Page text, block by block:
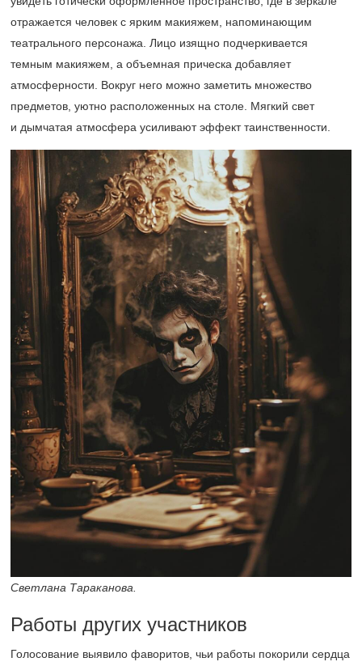
отражается человек с ярким макияжем, напоминающим
театрального персонажа. Лицо изящно подчеркивается
темным макияжем, а объемная прическа добавляет
атмосферности. Вокруг него можно заметить множество
предметов, уютно расположенных на столе. Мягкий свет
и дымчатая атмосфера усиливают эффект таинственности.
Светлана Тараканова.
Работы других участников
Голосование выявило фаворитов, чьи работы покорили сердца